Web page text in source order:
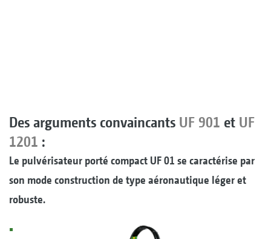
Des arguments convaincants UF 901 et UF
1201 :
Le pulvérisateur porté compact UF 01 se caractérise par
son mode construction de type aéronautique léger et
robuste.